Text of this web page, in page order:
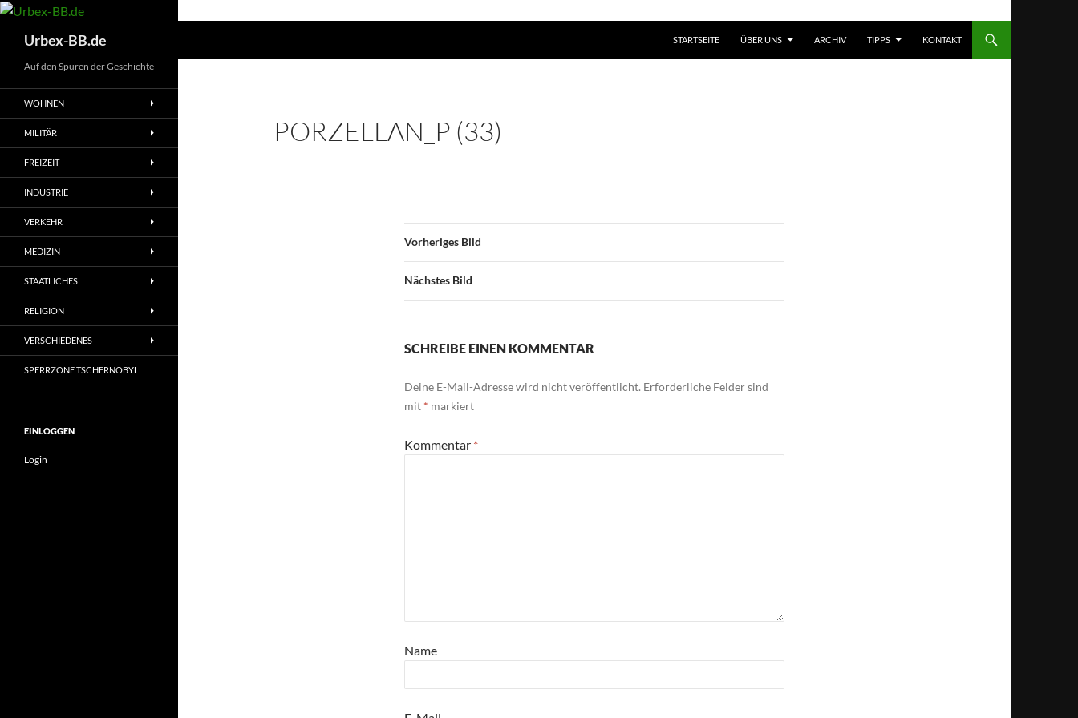
Urbex-BB.de
STARTSEITE
ÜBER UNS ARCHIV TIPPS KONTAKT
PORZELLAN_P (33)
Vorheriges Bild
Nächstes Bild
SCHREIBE EINEN KOMMENTAR
Deine E-Mail-Adresse wird nicht veröffentlicht. Erforderliche Felder sind
mit * markiert
Kommentar *
Name
Auf den Spuren der Geschichte
WOHNEN
MILITÄR
FREIZEIT
INDUSTRIE
VERKEHR
MEDIZIN
STAATLICHES
RELIGION
VERSCHIEDENES
SPERRZONE TSCHERNOBYL
EINLOGGEN
Login